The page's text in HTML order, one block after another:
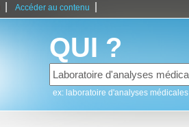
Accéder au contenu
QUI ?
ex: laboratoire d'analyses médicales